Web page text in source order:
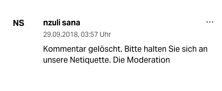
NS nzuli sana
29.09.2018, 03:57 Uhr
Kommentar gelöscht. Bitte halten Sie sich an
unsere Netiquette. Die Moderation